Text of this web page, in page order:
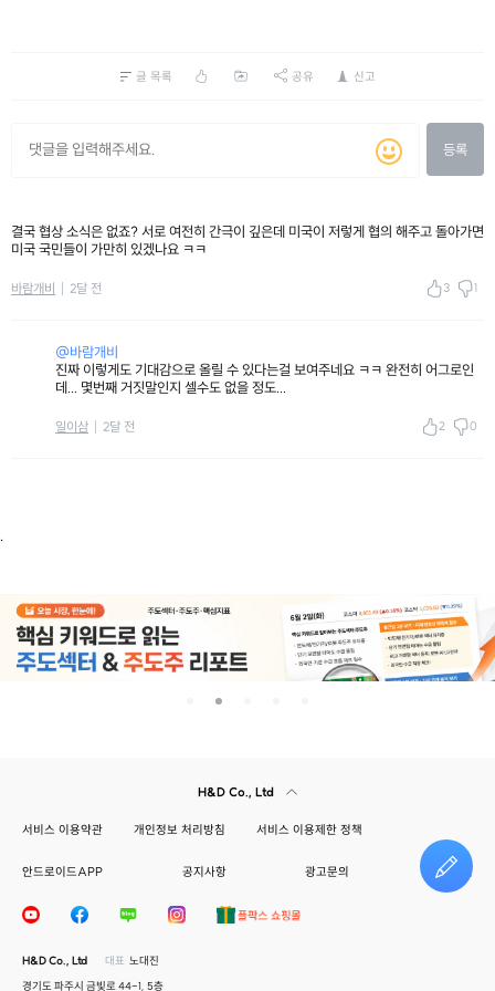
글 목록 공유 신고
등록
결국 협상 소식은 없죠? 서로 여전히 간극이 깊은데 미국이 저렇게 협의 해주고 돌아가면
미국 국민들이 가만히 있겠나요 ㅋㅋ
바람개비 2달 전 3 1
@바람개비
진짜 이렇게도 기대감으로 올릴 수 있다는걸 보여주네요 ㅋㅋ 완전히 어그로인
데... 몇번째 거짓말인지 셀수도 없을 정도...
일이삼 2달 전 2 0
.
H&D Co., Ltd
서비스 이용약관 개인정보 처리방침 서비스 이용제한 정책
안드로이드APP 공지사항 광고문의 건의하기
H&D Co., Ltd 대표 노대진
경기도 파주시 금빛로 44-1, 5층